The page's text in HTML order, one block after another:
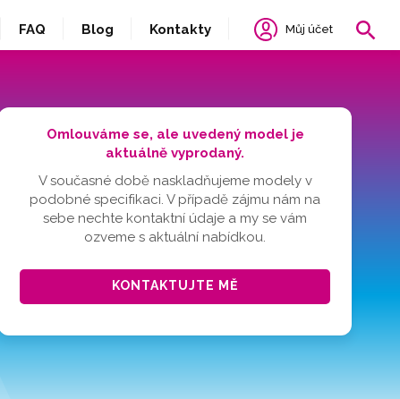
FAQ Blog Kontakty Můj účet
Omlouváme se, ale uvedený model je
aktuálně vyprodaný.
V současné době naskladňujeme modely v
podobné specifikaci. V případě zájmu nám na
sebe nechte kontaktní údaje a my se vám
ozveme s aktuální nabídkou.
KONTAKTUJTE MĚ